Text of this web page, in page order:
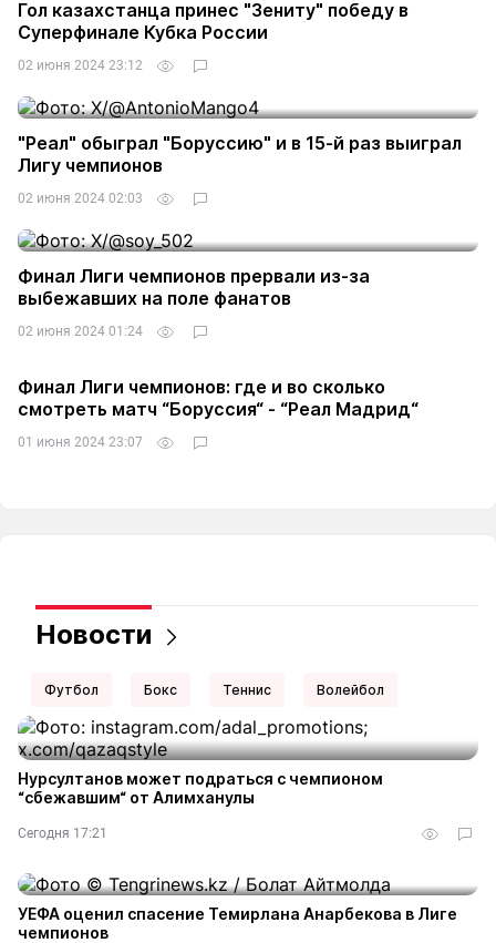
Гол казахстанца принес "Зениту" победу в
Суперфинале Кубка России
02 июня 2024 23:12
"Реал" обыграл "Боруссию" и в 15-й раз выиграл
Лигу чемпионов
02 июня 2024 02:03
Финал Лиги чемпионов прервали из-за
выбежавших на поле фанатов
02 июня 2024 01:24
Финал Лиги чемпионов: где и во сколько
смотреть матч “Боруссия“ - “Реал Мадрид“
01 июня 2024 23:07
Новости
Футбол Бокс Теннис Волейбол
Нурсултанов может подраться с чемпионом
“сбежавшим“ от Алимханулы
Сегодня 17:21
УЕФА оценил спасение Темирлана Анарбекова в Лиге
чемпионов